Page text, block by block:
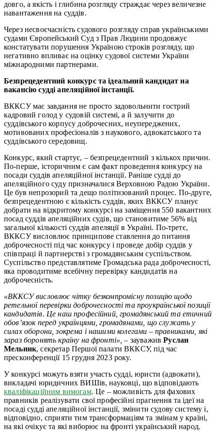
довго, а якість і глибина розгляду страждає через величезне
навантаження на суддів.
Через несвоєчасність судового розгляду справ українськими
судами Європейський Суд з Прав Людини продовжує
констатувати порушення Україною строків розгляду, що
негативно впливає на оцінку судової системи України
міжнародними партнерами.
Безпрецедентний конкурс та ідеальний кандидат на
вакансію судді апеляційної інстанції.
ВККСУ має завдання не просто задовольнити гострий
кадровий голод у судовій системі, а й залучити до
суддівського корпусу доброчесних, неупереджених,
мотивованих професіоналів з наукового, адвокатського та
суддівського середовищ.
Конкурс, який стартує, – безпрецедентний з кількох причин.
По-перше, історичним є сам факт проведення конкурсу на
посади суддів апеляційної інстанції. Раніше судді до
апеляційного суду призначалися Верховною Радою України.
Це був непрозорий та дещо політизований процес. По-друге,
безпрецедентною є кількість суддів, яких ВККСУ планує
добрати на відкритому конкурсі на заміщення 550 вакантних
посад суддів апеляційних судів, що становитиме 56% від
загальної кількості суддів апеляції в Україні. По-третє,
ВККСУ висловлює принципове ставлення до питання
доброчесності під час конкурсу і проведе добір суддів у
співпраці й партнерстві з громадянським суспільством.
Суспільство представлятиме Громадська рада доброчесності,
яка проводитиме всебічну перевірку кандидатів на
доброчесність.
«ВККСУ висловлює чітку безкомпромісну позицію щодо
ретельної перевірки доброчесності та проукраїнської позиції
кандидатів. Це наш професійний, громадянський та етичний
обов’язок перед українцями, громадянами, що служать у
силах оборони, зокрема і нашими колегами – правниками, які
зараз боронять країну на фронті», – зауваживРуслан
Мельник, секретар Першої палати ВККСУ, під час
пресконференції 15 грудня 2023 року.
У конкурсі можуть взяти участь судді, юристи (адвокати),
викладачі юридичних ВИШів, науковці, що відповідають
кваліфікаційним вимогам. Це –можливість для фахових
правників реалізувати свої професійні прагнення та ідеї на
посаді судді апеляційної інстанції, змінити судову систему і,
відповідно, сприяти тим трансформаціям та змінам у країні,
на які очікує та які виборює на фронті український народ.